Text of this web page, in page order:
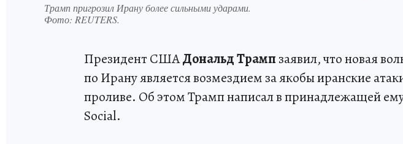
Трамп пригрозил Ирану более сильными ударами.
Фото: REUTERS.
Президент СШАДональд Трамп заявил, что новая
по Ирану является возмездием за якобы иранские
проливе. Об этом Трамп написал в принадлежащей
Social.